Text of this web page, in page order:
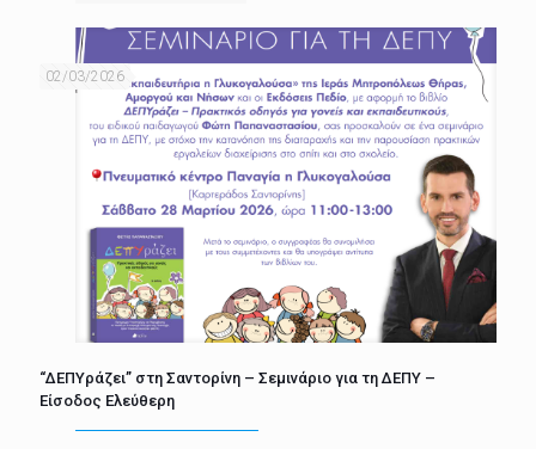
02/03/2026
“ΔΕΠΥράζει” στη Σαντορίνη – Σεμινάριο για τη ΔΕΠΥ –
Είσοδος Ελεύθερη